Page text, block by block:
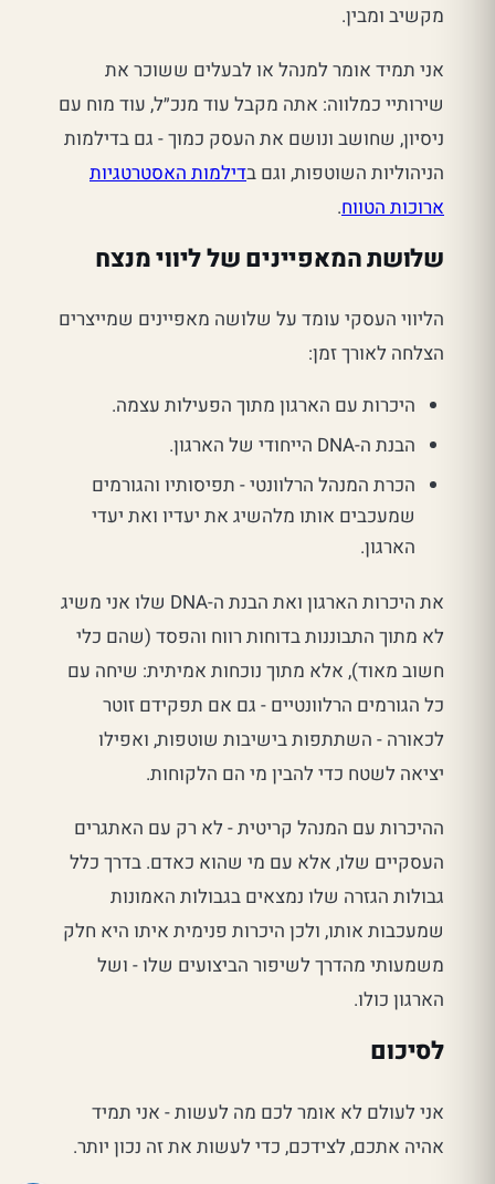
מקשיב ומבין.
אני תמיד אומר למנהל או לבעלים ששוכר את
שירותיי כמלווה: אתה מקבל עוד מנכ״ל, עוד מוח עם
ניסיון, שחושב ונושם את העסק כמוך - גם בדילמות
הניהוליות השוטפות, וגם בדילמות האסטרטגיות
ארוכות הטווח.
שלושת המאפיינים של ליווי מנצח
הליווי העסקי עומד על שלושה מאפיינים שמייצרים
הצלחה לאורך זמן:
היכרות עם הארגון מתוך הפעילות עצמה.
הבנת ה-DNA הייחודי של הארגון.
הכרת המנהל הרלוונטי - תפיסותיו והגורמים
שמעכבים אותו מלהשיג את יעדיו ואת יעדי
הארגון.
את היכרות הארגון ואת הבנת ה-DNA שלו אני משיג
לא מתוך התבוננות בדוחות רווח והפסד (שהם כלי
חשוב מאוד), אלא מתוך נוכחות אמיתית: שיחה עם
כל הגורמים הרלוונטיים - גם אם תפקידם זוטר
לכאורה - השתתפות בישיבות שוטפות, ואפילו
יציאה לשטח כדי להבין מי הם הלקוחות.
ההיכרות עם המנהל קריטית - לא רק עם האתגרים
העסקיים שלו, אלא עם מי שהוא כאדם. בדרך כלל
גבולות הגזרה שלו נמצאים בגבולות האמונות
שמעכבות אותו, ולכן היכרות פנימית איתו היא חלק
משמעותי מהדרך לשיפור הביצועים שלו - ושל
הארגון כולו.
לסיכום
אני לעולם לא אומר לכם מה לעשות - אני תמיד
אהיה אתכם, לצידכם, כדי לעשות את זה נכון יותר.